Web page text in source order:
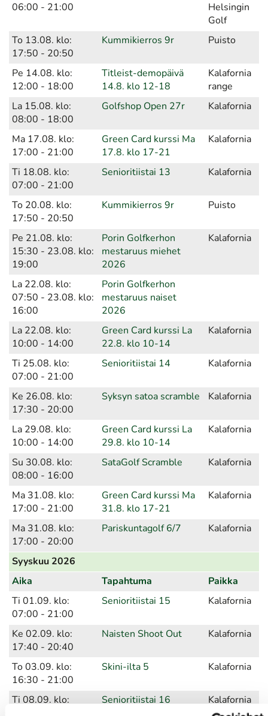
06:00 - 21:00
Helsingin
Golf
To 13.08. klo:
17:50 - 20:50
Kummikierros 9r Puisto
Pe 14.08. klo:
12:00 - 18:00
Titleist-demopäivä
14.8. klo 12-18
Kalafornia
range
La 15.08. klo:
08:00 - 18:00
Golfshop Open 27r Kalafornia
Ma 17.08. klo:
17:00 - 21:00
Green Card kurssi Ma
17.8. klo 17-21
Kalafornia
Ti 18.08. klo:
07:00 - 21:00
Senioritiistai 13 Kalafornia
To 20.08. klo:
17:50 - 20:50
Kummikierros 9r Puisto
Pe 21.08. klo:
15:30 - 23.08. klo:
19:00
Porin Golfkerhon
mestaruus miehet
2026
Kalafornia
La 22.08. klo:
07:50 - 23.08. klo:
16:00
Porin Golfkerhon
mestaruus naiset
2026
La 22.08. klo:
10:00 - 14:00
Green Card kurssi La
22.8. klo 10-14
Kalafornia
Ti 25.08. klo:
07:00 - 21:00
Senioritiistai 14 Kalafornia
Ke 26.08. klo:
17:30 - 20:00
Syksyn satoa scramble Kalafornia
La 29.08. klo:
10:00 - 14:00
Green Card kurssi La
29.8. klo 10-14
Kalafornia
Su 30.08. klo:
08:00 - 16:00
SataGolf Scramble Kalafornia
Ma 31.08. klo:
17:00 - 21:00
Green Card kurssi Ma
31.8. klo 17-21
Kalafornia
Ma 31.08. klo:
17:00 - 20:00
Pariskuntagolf 6/7 Kalafornia
Syyskuu 2026
Aika Tapahtuma Paikka
Ti 01.09. klo:
07:00 - 21:00
Senioritiistai 15 Kalafornia
Ke 02.09. klo:
17:40 - 20:40
Naisten Shoot Out Kalafornia
To 03.09. klo:
16:30 - 21:00
Skini-ilta 5 Kalafornia
Ti 08.09. klo:
Senioritiistai 16 Kalafornia